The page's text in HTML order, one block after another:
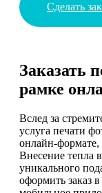
Сделать
Заказать
рамке
Вслед за
услуга печати
онлайн-формате,
Внесение тепла
уникального
оформить заказ